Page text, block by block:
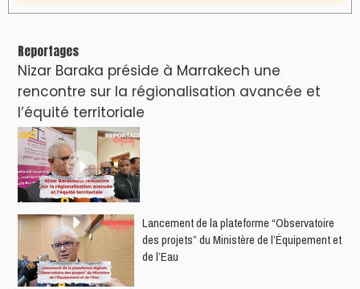
Reportages
Nizar Baraka préside à Marrakech une
rencontre sur la régionalisation avancée et
l’équité territoriale
​Lancement de la plateforme “Observatoire
des projets” du Ministère de l’Équipement et
de l’Eau